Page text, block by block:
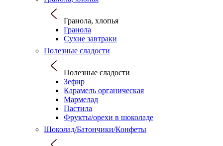
Гранола, хлопья
Гранола
Сухие завтраки
Полезные сладости
Полезные сладости
Зефир
Карамель органическая
Мармелад
Пастила
Фрукты/орехи в шоколаде
Шоколад/Батончики/Конфеты